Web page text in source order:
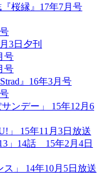
桜縁』17年7月号
3日夕刊
号
号
』16年3月号
ンデー」 15年12月6
」 15年11月3日放送
」14話 15年2月4日
」 14年10月5日放送